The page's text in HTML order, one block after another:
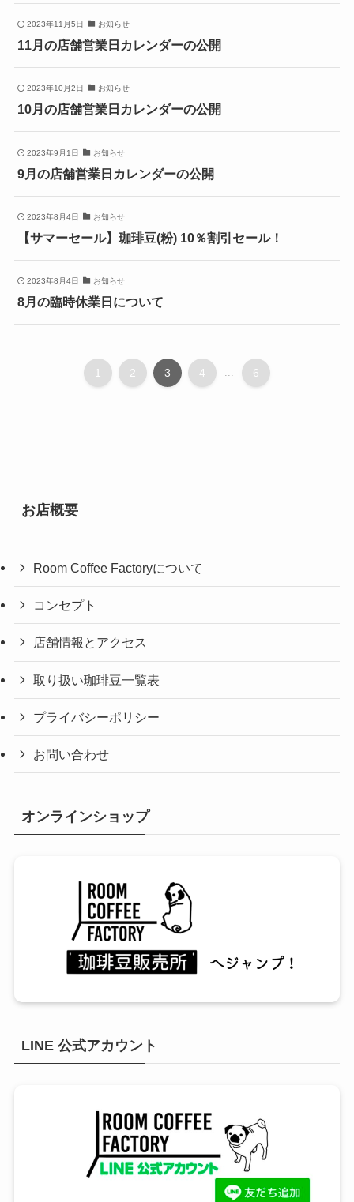
2023年11月5日 お知らせ
11月の店舗営業日カレンダーの公開
2023年10月2日 お知らせ
10月の店舗営業日カレンダーの公開
2023年9月1日 お知らせ
9月の店舗営業日カレンダーの公開
2023年8月4日 お知らせ
【サマーセール】珈琲豆(粉) 10％割引セール！
2023年8月4日 お知らせ
8月の臨時休業日について
1 2 3 4 ... 6
お店概要
Room Coffee Factoryについて
コンセプト
店舗情報とアクセス
取り扱い珈琲豆一覧表
プライバシーポリシー
お問い合わせ
オンラインショップ
LINE 公式アカウント